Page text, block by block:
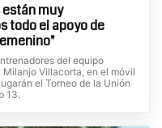
están muy
todo el apoyo de
del equipo
Villacorta, en el móvil
el Torneo de la Unión
13.